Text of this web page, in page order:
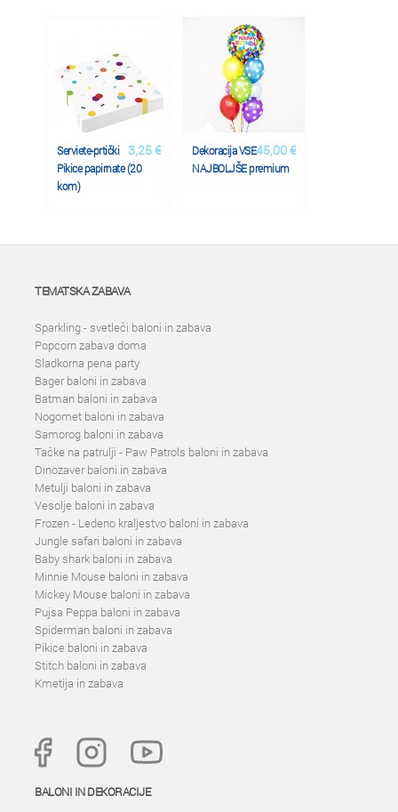
3,25 €
Serviete-prtički
Pikice papirnate (20
kom)
45,00 €
Dekoracija VSE
NAJBOLJŠE premium
TEMATSKA ZABAVA
Sparkling - svetleči baloni in zabava
Popcorn zabava doma
Sladkorna pena party
Bager baloni in zabava
Batman baloni in zabava
Nogomet baloni in zabava
Samorog baloni in zabava
Tačke na patrulji - Paw Patrols baloni in zabava
Dinozaver baloni in zabava
Metulji baloni in zabava
Vesolje baloni in zabava
Frozen - Ledeno kraljestvo baloni in zabava
Jungle safari baloni in zabava
Baby shark baloni in zabava
Minnie Mouse baloni in zabava
Mickey Mouse baloni in zabava
Pujsa Peppa baloni in zabava
Spiderman baloni in zabava
Pikice baloni in zabava
Stitch baloni in zabava
Kmetija in zabava
BALONI IN DEKORACIJE